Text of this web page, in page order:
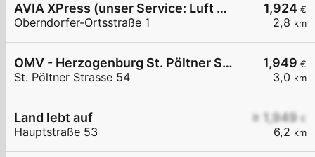
1,924 €
2,8 km
AVIA XPress (unser Service: Luft und Wasser)
Oberndorfer-Ortsstraße 1
1,949 €
3,0 km
OMV - Herzogenburg St. Pöltner Straße 54
St. Pöltner Strasse 54
≥ 1,949 €
6,2 km
Land lebt auf
Hauptstraße 53